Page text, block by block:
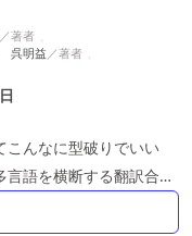
呉明益
んなに型破りでいい
語を横断する翻訳合戦